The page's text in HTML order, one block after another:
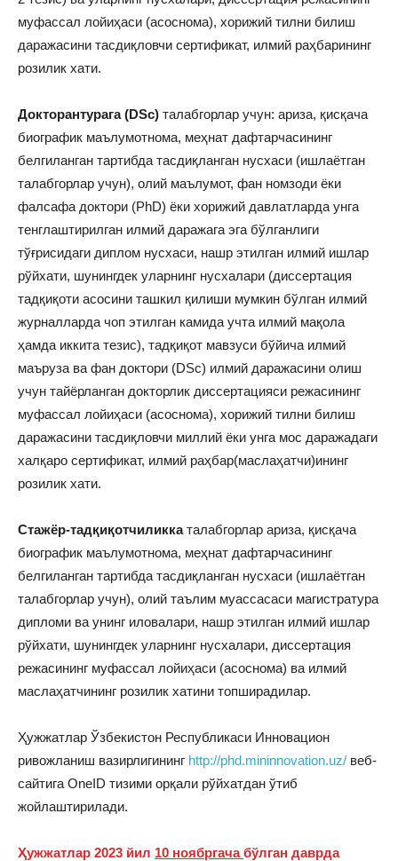
муфассал лойиҳаси (асоснома), хорижий тилни билиш
даражасини тасдиқловчи сертификат, илмий раҳбарининг
розилик хати.
Докторантурага (DSc) талабгорлар учун: ариза, қисқача
биографик маълумотнома, меҳнат дафтарчасининг
белгиланган тартибда тасдиқланган нусхаси (ишлаётган
талабгорлар учун), олий маълумот, фан номзоди ёки
фалсафа доктори (PhD) ёки хорижий давлатларда унга
тенглаштирилган илмий даражага эга бўлганлиги
тўғрисидаги диплом нусхаси, нашр этилган илмий ишлар
рўйхати, шунингдек уларнинг нусхалари (диссертация
тадқиқоти асосини ташкил қилиши мумкин бўлган илмий
журналларда чоп этилган камида учта илмий мақола
ҳамда иккита тезис), тадқиқот мавзуси бўйича илмий
маъруза ва фан доктори (DSc) илмий даражасини олиш
учун тайёрланган докторлик диссертацияси режасининг
муфассал лойиҳаси (асоснома), хорижий тилни билиш
даражасини тасдиқловчи миллий ёки унга мос даражадаги
халқаро сертификат, илмий раҳбар(маслаҳатчи)ининг
розилик хати.
Стажёр-тадқиқотчиликкаталабгорлар ариза, қисқача
биографик маълумотнома, меҳнат дафтарчасининг
белгиланган тартибда тасдиқланган нусхаси (ишлаётган
талабгорлар учун), олий таълим муассасаси магистратура
дипломи ва унинг иловалари, нашр этилган илмий ишлар
рўйхати, шунингдек уларнинг нусхалари, диссертация
режасининг муфассал лойиҳаси (асоснома) ва илмий
маслаҳатчининг розилик хатини топширадилар.
Ҳужжатлар Ўзбекистон Республикаси Инновацион
ривожланиш вазирлигининг http://phd.mininnovation.uz/ веб-
сайтига OneID тизими орқали рўйхатдан ўтиб
жойлаштирилади.
Ҳужжатлар 2023 йил 10 ноябргачабўлган даврда